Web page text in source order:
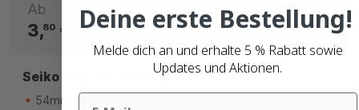
Ab
3,80€
Seiko SLP-SRL kompatible Etiketten
54mm x 101mm
Deine erste Bestellung!
Melde dich an und erhalte 5 % Rabatt sowie
Updates und Aktionen.
Email